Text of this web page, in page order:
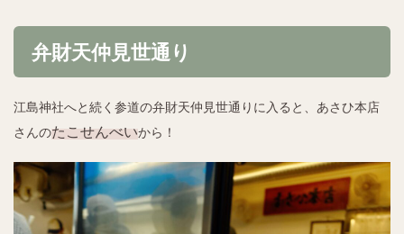
弁財天仲見世通り
江島神社へと続く参道の弁財天仲見世通りに入ると、あさひ本店
さんのたこせんべいから！